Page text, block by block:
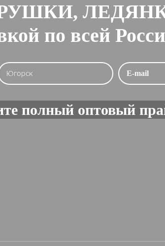
по всей
полный оптовый